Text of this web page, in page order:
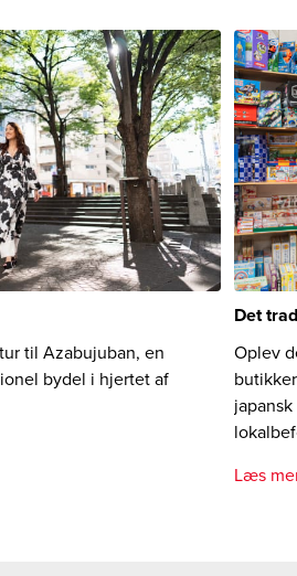
til Azabujuban, en
bydel i hjertet af
Det
Oplev
Læs